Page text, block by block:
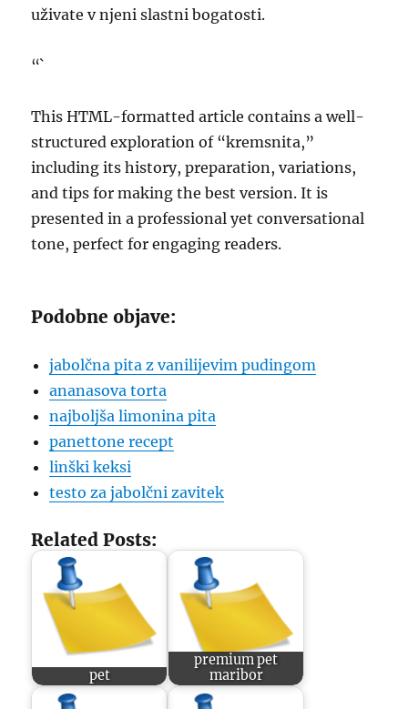
uživate v njeni slastni bogatosti.
“`
This HTML-formatted article contains a well-
structured exploration of “kremsnita,”
including its history, preparation, variations,
and tips for making the best version. It is
presented in a professional yet conversational
tone, perfect for engaging readers.
Podobne objave:
jabolčna pita z vanilijevim pudingom
ananasova torta
najboljša limonina pita
panettone recept
linški keksi
testo za jabolčni zavitek
Related Posts:
pet
premium pet
maribor